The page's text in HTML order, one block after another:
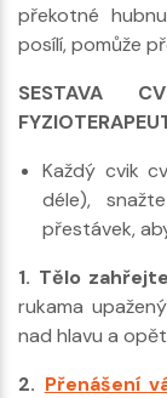
překotné
posílí, pomůže
SESTAVA
Každý cvik
déle),
přestávek,
1. Tělo
rukama
nad hlavu a
2. Přenášení